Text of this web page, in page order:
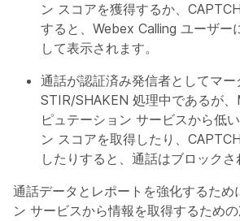
ン スコアを獲得するか、
すると、Webex Calling ユーザー
して表示されます。
通話が認証済み発信者としてマー
STIR/SHAKEN 処理中であるが
ピュテーション サービスから低
ン スコアを取得したり、
したりすると、通話はブロックさ
通話データとレポートを強化するため
ン サービスから情報を取得するため